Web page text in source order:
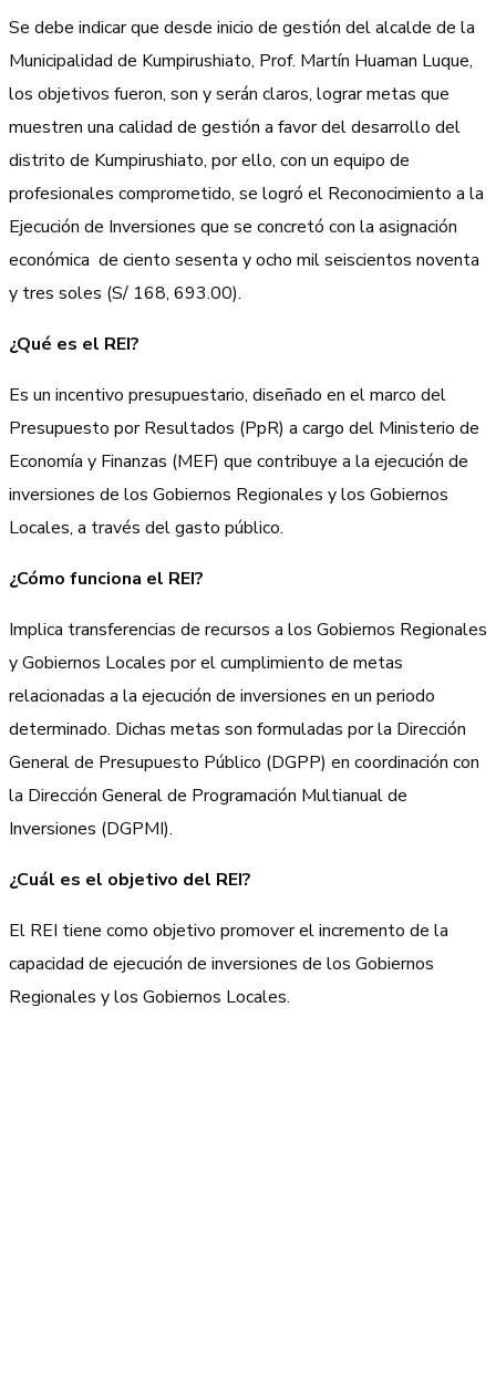
Se debe indicar que desde inicio de gestión del alcalde de la
Municipalidad de Kumpirushiato, Prof. Martín Huaman Luque,
los objetivos fueron, son y serán claros, lograr metas que
muestren una calidad de gestión a favor del desarrollo del
distrito de Kumpirushiato, por ello, con un equipo de
profesionales comprometido, se logró el Reconocimiento a la
Ejecución de Inversiones que se concretó con la asignación
económica de ciento sesenta y ocho mil seiscientos noventa
y tres soles (S/ 168, 693.00).
¿Qué es el REI?
Es un incentivo presupuestario, diseñado en el marco del
Presupuesto por Resultados (PpR) a cargo del Ministerio de
Economía y Finanzas (MEF) que contribuye a la ejecución de
inversiones de los Gobiernos Regionales y los Gobiernos
Locales, a través del gasto público.
¿Cómo funciona el REI?
Implica transferencias de recursos a los Gobiernos Regionales
y Gobiernos Locales por el cumplimiento de metas
relacionadas a la ejecución de inversiones en un periodo
determinado. Dichas metas son formuladas por la Dirección
General de Presupuesto Público (DGPP) en coordinación con
la Dirección General de Programación Multianual de
Inversiones (DGPMI).
¿Cuál es el objetivo del REI?
El REI tiene como objetivo promover el incremento de la
capacidad de ejecución de inversiones de los Gobiernos
Regionales y los Gobiernos Locales.